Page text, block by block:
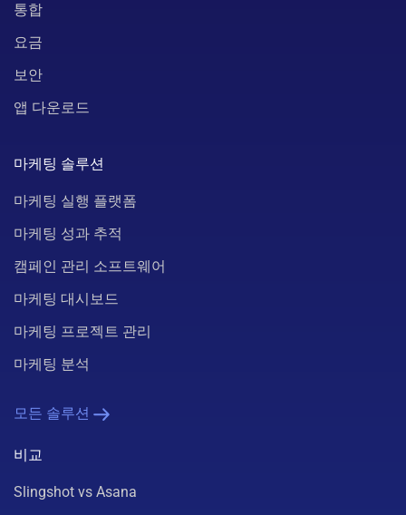
통합
요금
보안
앱 다운로드
마케팅 솔루션
마케팅 실행 플랫폼
마케팅 성과 추적
캠페인 관리 소프트웨어
마케팅 대시보드
마케팅 프로젝트 관리
마케팅 분석
모든 솔루션
비교
Slingshot vs Asana